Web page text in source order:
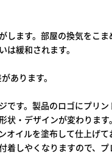
します。部屋の換気をこ
緩和されます。
あります。
す。製品のロゴにプリン
・デザインが変わります。
イルを塗布して仕上げて
着しやくなりますので、